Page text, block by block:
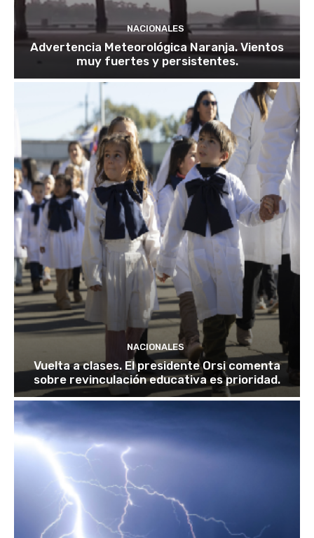
NACIONALES
Advertencia Meteorológica Naranja. Vientos
muy fuertes y persistentes.
NACIONALES
Vuelta a clases. El presidente Orsi comenta
sobre revinculación educativa es prioridad.